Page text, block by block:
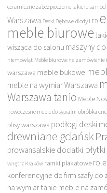
ceramiczne zabezpieczenie lakieru
Warszawa Deski Dębowe diody LED
meble biurowe
wisząca do salonu maszyny
niemowląt Meble biurowe na zamówienie
warszawa meble bukowe
meble na wymiar Warszawa
Warszawa tanio Meble
nowoczesne meble do sypialni obróbka
plisy warszawa podłogi deski
drewniane gdańsk
prowansalskie dodatki
wnętrz Kraków ramki plakatowe
konferencyjne do firm szafy do
na wymiar tanie meble na